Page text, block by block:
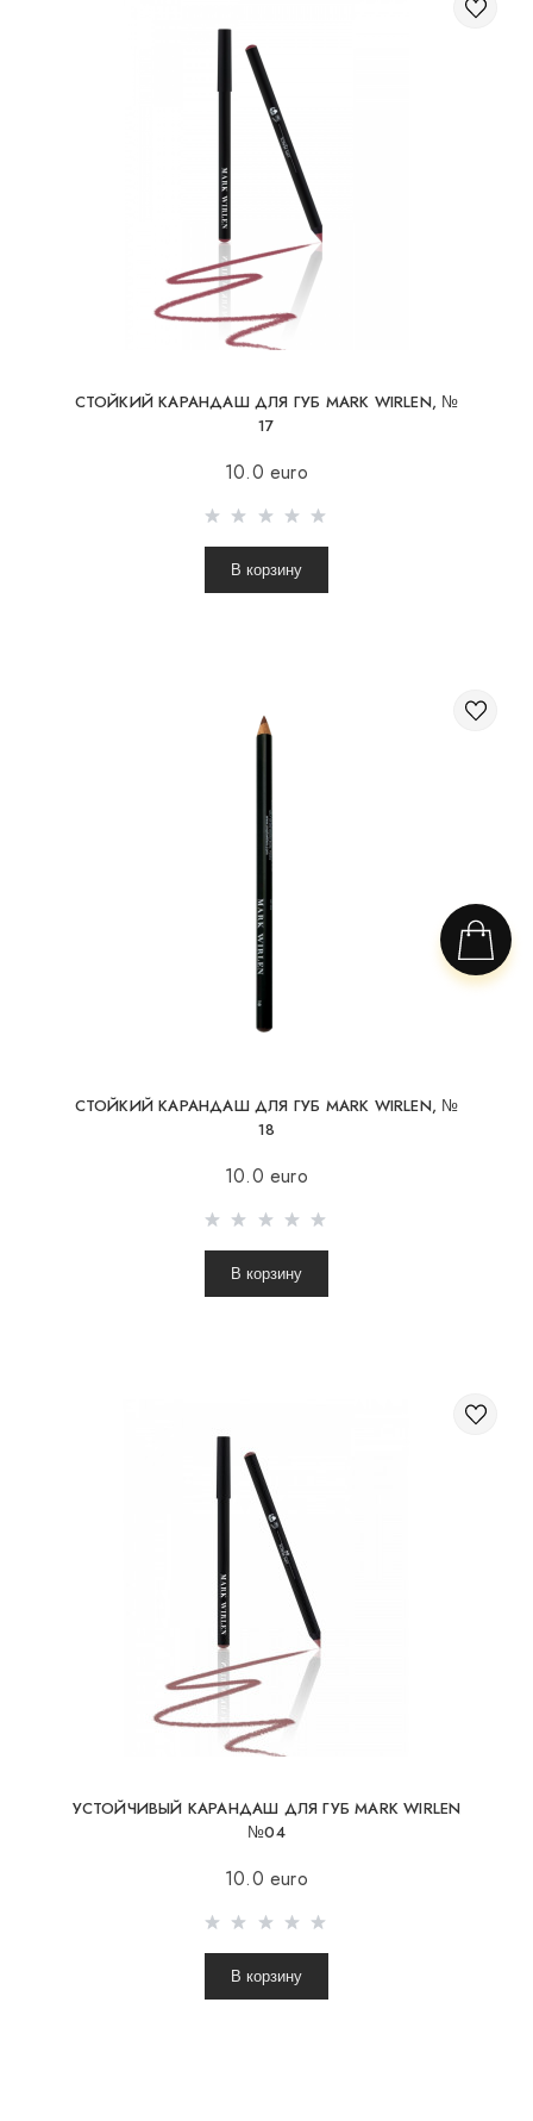
СТОЙКИЙ КАРАНДАШ ДЛЯ ГУБ MARK WIRLEN, №
17
10.0 euro
В корзину
СТОЙКИЙ КАРАНДАШ ДЛЯ ГУБ MARK WIRLEN, №
18
10.0 euro
В корзину
УСТОЙЧИВЫЙ КАРАНДАШ ДЛЯ ГУБ MARK WIRLEN
№04
10.0 euro
В корзину